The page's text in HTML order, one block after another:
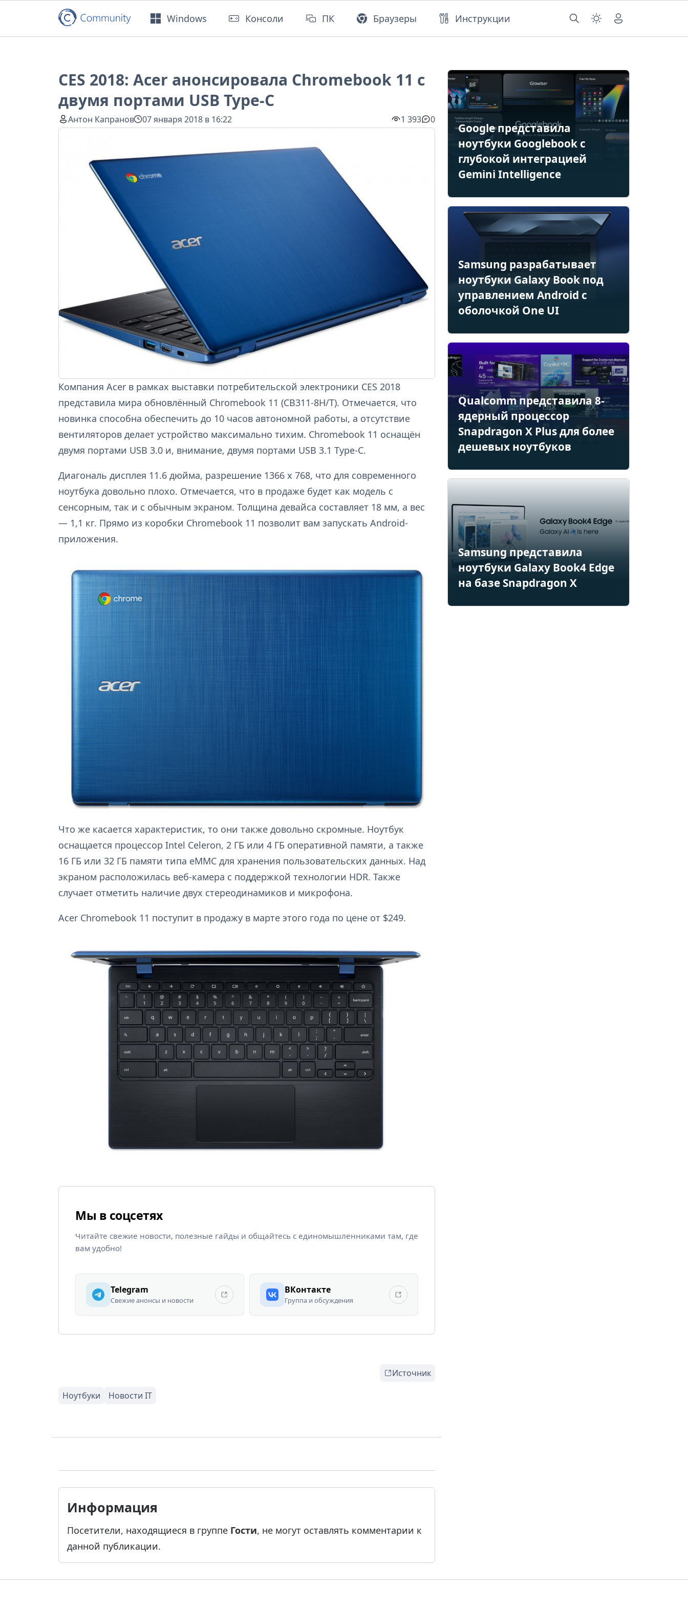
Windows Консоли ПК Браузеры Инструкции
CES 2018: Acer анонсировала Chromebook 11 с
двумя портами USB Type-C
Антон Капранов 07 января 2018 в 16:22 1 393 0
Компания Acer в рамках выставки потребительской электроники CES 2018
представила мира обновлённый Chromebook 11 (CB311-8H/T). Отмечается, что
новинка способна обеспечить до 10 часов автономной работы, а отсутствие
вентиляторов делает устройство максимально тихим. Chromebook 11 оснащён
двумя портами USB 3.0 и, внимание, двумя портами USB 3.1 Type-C.
Диагональ дисплея 11.6 дюйма, разрешение 1366 x 768, что для современного
ноутбука довольно плохо. Отмечается, что в продаже будет как модель с
сенсорным, так и с обычным экраном. Толщина девайса составляет 18 мм, а вес
— 1,1 кг. Прямо из коробки Chromebook 11 позволит вам запускать Android-
приложения.
Что же касается характеристик, то они также довольно скромные. Ноутбук
оснащается процессор Intel Celeron, 2 ГБ или 4 ГБ оперативной памяти, а также
16 ГБ или 32 ГБ памяти типа eMMC для хранения пользовательских данных. Над
экраном расположилась веб-камера с поддержкой технологии HDR. Также
случает отметить наличие двух стереодинамиков и микрофона.
Acer Chromebook 11 поступит в продажу в марте этого года по цене от $249.
Мы в соцсетях
Читайте свежие новости, полезные гайды и общайтесь с единомышленниками там, где
вам удобно!
Telegram
Свежие анонсы и новости
ВКонтакте
Группа и обсуждения
Источник
Информация
Посетители, находящиеся в группе Гости, не могут оставлять комментарии к
данной публикации.
Google представила
ноутбуки Googlebook с
глубокой интеграцией
Gemini Intelligence
Samsung разрабатывает
ноутбуки Galaxy Book под
управлением Android с
оболочкой One UI
Qualcomm представила 8-
ядерный процессор
Snapdragon X Plus для более
дешевых ноутбуков
Samsung представила
ноутбуки Galaxy Book4 Edge
на базе Snapdragon X